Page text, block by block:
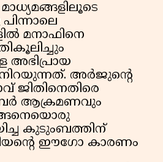
മനാഫിനെ
അഭിപ്രായ
അര്‍ജുന്റെ
ജിതിനെതിരെ
ആക്രമണവും
കുടുംബത്തിന്
ഈഗോ കാരണം